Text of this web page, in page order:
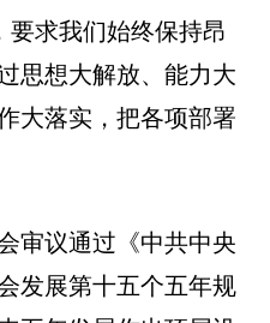
要求我们始终保持昂
思想大解放、能力大
大落实，把各项部署
审议通过《中共中央
发展第十五个五年规